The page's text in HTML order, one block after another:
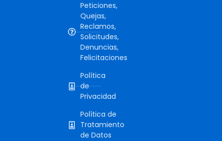
Peticiones,
Quejas,
Reclamos,
Solicitudes,
Denuncias,
Felicitaciones
Política
de
Privacidad
Política de
Tratamiento
de Datos